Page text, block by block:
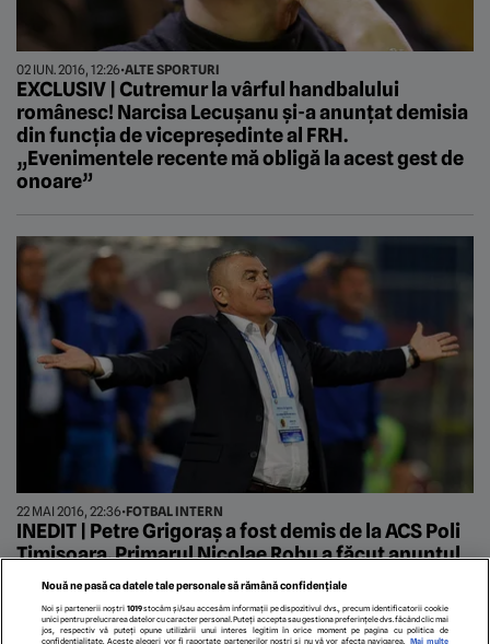
02 IUN. 2016, 12:26•ALTE SPORTURI
EXCLUSIV | Cutremur la vârful handbalului
românesc! Narcisa Lecușanu și-a anunțat demisia
din funcția de vicepreședinte al FRH.
„Evenimentele recente mă obligă la acest gest de
onoare”
22 MAI 2016, 22:36•FOTBAL INTERN
INEDIT | Petre Grigoraș a fost demis de la ACS Poli
Timișoara. Primarul Nicolae Robu a făcut anunțul
pe Facebook
Nouă ne pasă ca datele tale personale să rămână confidențiale
Noi și partenerii noștri 1019stocăm și/sau accesăm informații pe dispozitivul dvs., precum identificatorii cookie
unici pentru prelucrarea datelor cu caracter personal. Puteți accepta sau gestiona preferințele dvs. făcând clic mai
jos, respectiv vă puteți opune utilizării unui interes legitim în orice moment pe pagina cu politica de
confidențialitate. Aceste alegeri vor fi raportate partenerilor noștri și nu vă vor afecta navigarea.
Mai multe